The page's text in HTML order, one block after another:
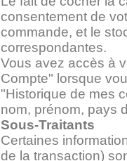
consentement de
commande, et le
correspondantes.
Vous avez accès à
Compte" lorsque
"Historique de mes
nom, prénom, pays
Sous-Traitants
Certaines
de la transaction)